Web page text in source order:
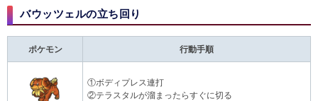
バウッツェルの立ち回り
ポケモン 行動手順
①ボディプレス連打
②テラスタルが溜まったらすぐに切る